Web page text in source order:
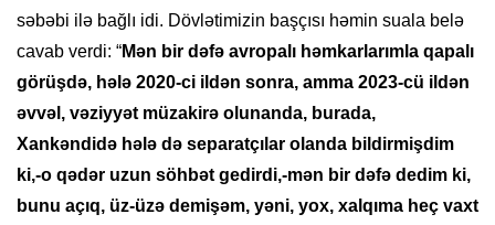
səbəbi ilə bağlı idi. Dövlətimizin başçısı həmin suala belə
cavab verdi: “Mən bir dəfə avropalı həmkarlarımla qapalı
görüşdə, hələ 2020-ci ildən sonra, amma 2023-cü ildən
əvvəl, vəziyyət müzakirə olunanda, burada,
Xankəndidə hələ də separatçılar olanda bildirmişdim
ki,-o qədər uzun söhbət gedirdi,-mən bir dəfə dedim ki,
bunu açıq, üz-üzə demişəm, yəni, yox, xalqıma heç vaxt